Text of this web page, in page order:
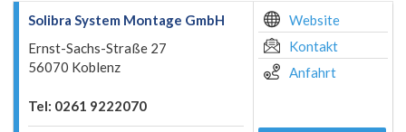
Solibra System Montage GmbH
Ernst-Sachs-Straße 27
56070 Koblenz
Tel: 0261 9222070
Website
Kontakt
Anfahrt